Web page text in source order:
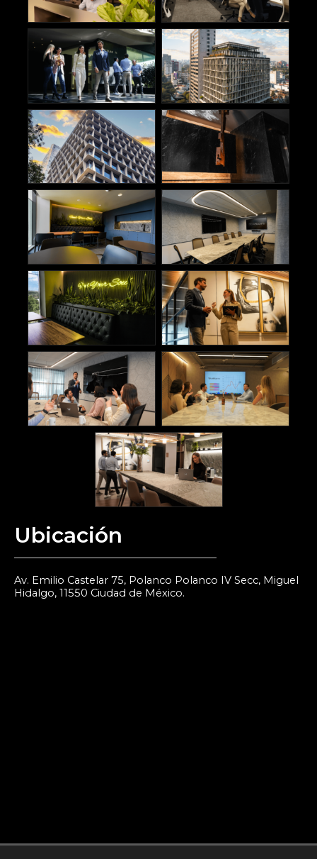
Ubicación
Av. Emilio Castelar 75, Polanco Polanco IV Secc, Miguel
Hidalgo, 11550 Ciudad de México.